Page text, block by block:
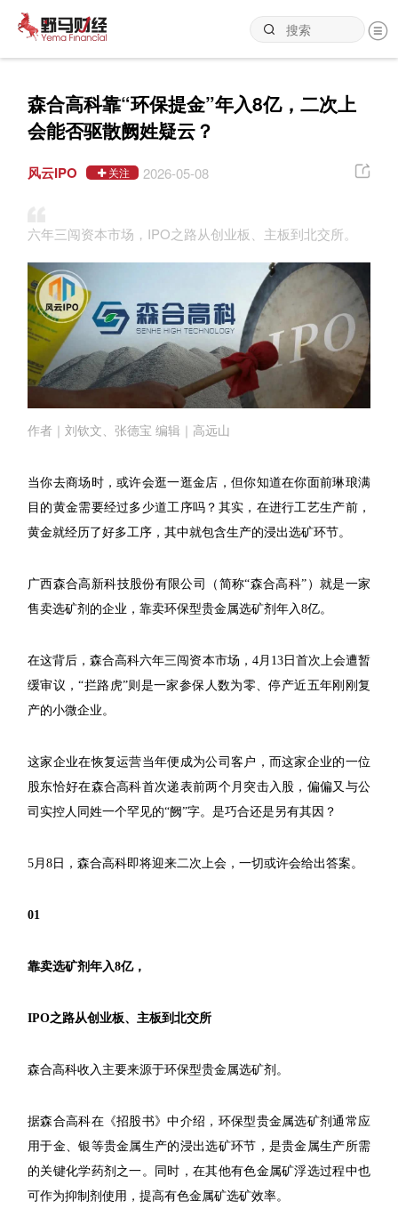
森合高科靠“环保提金”年入8亿，二次上
会能否驱散阙姓疑云？
风云IPO 关注 2026-05-08
六年三闯资本市场，IPO之路从创业板、主板到北交所。
作者｜刘钦文、张德宝 编辑｜高远山
当你去商场时，或许会逛一逛金店，但你知道在你面前琳琅满
目的黄金需要经过多少道工序吗？其实，在进行工艺生产前，
黄金就经历了好多工序，其中就包含生产的浸出选矿环节。
广西森合高新科技股份有限公司（简称“森合高科”）就是一家
售卖选矿剂的企业，靠卖环保型贵金属选矿剂年入8亿。
在这背后，森合高科六年三闯资本市场，4月13日首次上会遭暂
缓审议，“拦路虎”则是一家参保人数为零、停产近五年刚刚复
产的小微企业。
这家企业在恢复运营当年便成为公司客户，而这家企业的一位
股东恰好在森合高科首次递表前两个月突击入股，偏偏又与公
司实控人同姓一个罕见的“阙”字。是巧合还是另有其因？
5月8日，森合高科即将迎来二次上会，一切或许会给出答案。
01
靠卖选矿剂年入8亿，
IPO之路从创业板、主板到北交所
森合高科收入主要来源于环保型贵金属选矿剂。
据森合高科在《招股书》中介绍，环保型贵金属选矿剂通常应
用于金、银等贵金属生产的浸出选矿环节，是贵金属生产所需
的关键化学药剂之一。同时，在其他有色金属矿浮选过程中也
可作为抑制剂使用，提高有色金属矿选矿效率。